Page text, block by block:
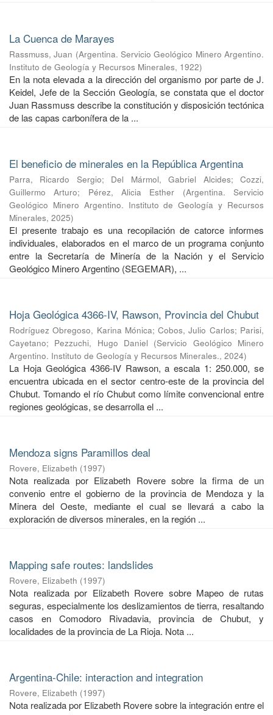
La Cuenca de Marayes
Rassmuss, Juan (Argentina. Servicio Geológico Minero Argentino.
Instituto de Geología y Recursos Minerales, 1922)
En la nota elevada a la dirección del organismo por parte de J.
Keidel, Jefe de la Sección Geología, se constata que el doctor
Juan Rassmuss describe la constitución y disposición tectónica
de las capas carbonífera de la ...
El beneficio de minerales en la República Argentina
Parra, Ricardo Sergio; Del Mármol, Gabriel Alcides;Cozzi,
Guillermo Arturo; Pérez, Alicia Esther (Argentina. Servicio
Geológico Minero Argentino. Instituto de Geología y Recursos
Minerales, 2025)
El presente trabajo es una recopilación de catorce informes
individuales, elaborados en el marco de un programa conjunto
entre la Secretaría de Minería de la Nación y el Servicio
Geológico Minero Argentino (SEGEMAR), ...
Hoja Geológica 4366-IV, Rawson, Provincia del Chubut
Rodríguez Obregoso, Karina Mónica;Cobos, Julio Carlos; Parisi,
Cayetano; Pezzuchi, Hugo Daniel (Servicio Geológico Minero
Argentino. Instituto de Geología y Recursos Minerales., 2024)
La Hoja Geológica 4366-IV Rawson, a escala 1: 250.000, se
encuentra ubicada en el sector centro-este de la provincia del
Chubut. Tomando el río Chubut como límite convencional entre
regiones geológicas, se desarrolla el ...
Mendoza signs Paramillos deal
Rovere, Elizabeth (1997)
Nota realizada por Elizabeth Rovere sobre la firma de un
convenio entre el gobierno de la provincia de Mendoza y la
Minera del Oeste, mediante el cual se llevará a cabo la
exploración de diversos minerales, en la región ...
Mapping safe routes: landslides
Rovere, Elizabeth (1997)
Nota realizada por Elizabeth Rovere sobre Mapeo de rutas
seguras, especialmente los deslizamientos de tierra, resaltando
casos en Comodoro Rivadavia, provincia de Chubut, y
localidades de la provincia de La Rioja. Nota ...
Argentina-Chile: interaction and integration
Rovere, Elizabeth (1997)
Nota realizada por Elizabeth Rovere sobre la integración entre el